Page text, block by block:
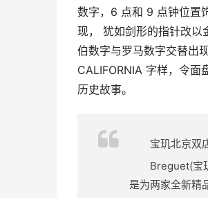
数字，6 点和 9 点钟位置
现， 犹如剑形的指针改以
伯数字与罗马数字交替出
CALIFORNIA 字样，令面
历史故事。
宝玑北京双
Breguet(宝
是为两家全新精